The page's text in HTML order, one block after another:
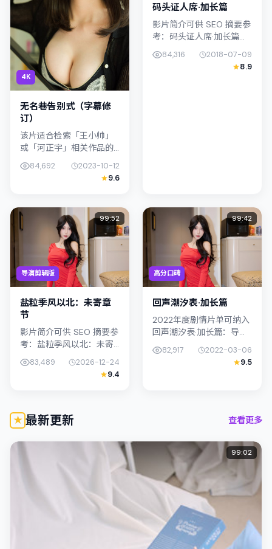
4K
无名巷告别式（字幕修
订）
该片适合检索「王小帅」
或「河正宇」相关作品的
观众：无名巷告别式（字
幕修订）在2023年发行，
类型上归入剧情，叙事焦
地带；配...
84,692
2023-10-12
9.6
码头证人席·加长篇
影片简介可供 SEO 摘要参
考：码头证人席·加长篇
（2018）由王小帅执导，
主演桂纶镁；影片定位剧
情，叙事锚定日本（北海
84,316
2018-07-09
8.9
导演剪辑版
99:52
盐粒季风以北：未寄章
节
影片简介可供 SEO 摘要参
考：盐粒季风以北：未寄
章节（2026）由钟孟宏执
导，主演孙艺珍；影片定
位爱情，叙事锚定韩国
83,489
2026-12-24
9.4
高分口碑
99:42
回声潮汐表·加长篇
2022年度剧情片单可纳入
回声潮汐表·加长篇：导演
滨口龙介将镜头对准韩国
（首尔）的中产困境，柯
震东与桥本爱演绎兄妹般
82,917
2022-03-06
9.5
最新更新 查看更多
99:02